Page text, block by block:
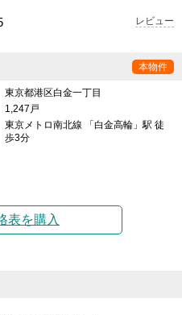
レビュー
本物件
東京都港区白金一丁目
1,247戸
東京メトロ南北線 「白金高輪」駅 徒
歩3分
表を購入